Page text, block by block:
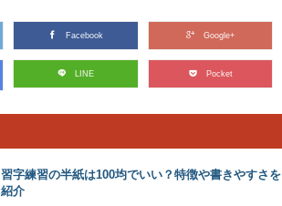
Facebook Google+
LINE Pocket
習字練習の半紙は100均でいい？特徴や書きやすさを
紹介